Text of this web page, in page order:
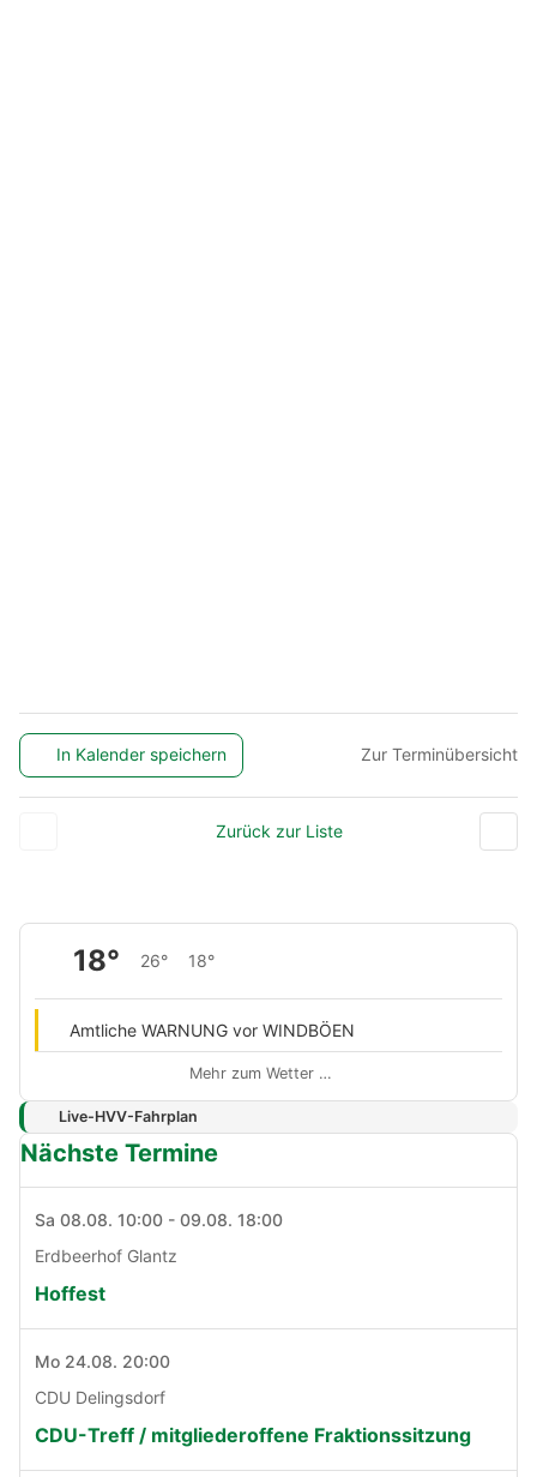
In Kalender speichern Zur Terminübersicht
Zurück zur Liste
18° 26° 18°
Amtliche WARNUNG vor WINDBÖEN
Mehr zum Wetter …
Live-HVV-Fahrplan
Nächste Termine
Sa 08.08. 10:00 - 09.08. 18:00
Erdbeerhof Glantz
Hoffest
Mo 24.08. 20:00
CDU Delingsdorf
CDU-Treff / mitgliederoffene Fraktionssitzung